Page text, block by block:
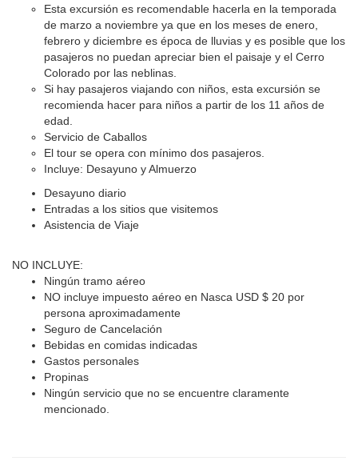
Esta excursión es recomendable hacerla en la temporada
de marzo a noviembre ya que en los meses de enero,
febrero y diciembre es época de lluvias y es posible que los
pasajeros no puedan apreciar bien el paisaje y el Cerro
Colorado por las neblinas.
Si hay pasajeros viajando con niños, esta excursión se
recomienda hacer para niños a partir de los 11 años de
edad.
Servicio de Caballos
El tour se opera con mínimo dos pasajeros.
Incluye: Desayuno y Almuerzo
Desayuno diario
Entradas a los sitios que visitemos
Asistencia de Viaje
NO INCLUYE:
Ningún tramo aéreo
NO incluye impuesto aéreo en Nasca USD $ 20 por
persona aproximadamente
Seguro de Cancelación
Bebidas en comidas indicadas
Gastos personales
Propinas
Ningún servicio que no se encuentre claramente
mencionado.